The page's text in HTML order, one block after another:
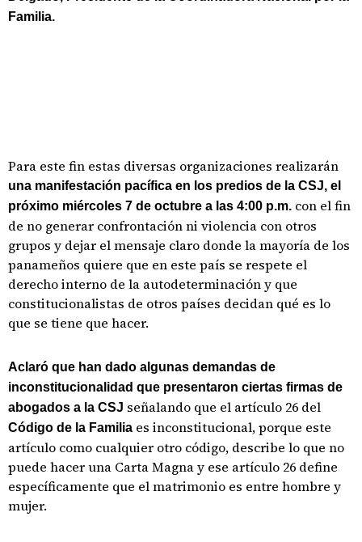
Familia.
Para este fin estas diversas organizaciones realizarán
una manifestación pacífica en los predios de la CSJ, el
próximo miércoles 7 de octubre a las 4:00 p.m. con el fin
de no generar confrontación ni violencia con otros
grupos y dejar el mensaje claro donde la mayoría de los
panameños quiere que en este país se respete el
derecho interno de la autodeterminación y que
constitucionalistas de otros países decidan qué es lo
que se tiene que hacer.
Aclaró que han dado algunas demandas de
inconstitucionalidad que presentaron ciertas firmas de
abogados a la CSJ señalando que el artículo 26 del
Código de la Familia es inconstitucional, porque este
artículo como cualquier otro código, describe lo que no
puede hacer una Carta Magna y ese artículo 26 define
específicamente que el matrimonio es entre hombre y
mujer.